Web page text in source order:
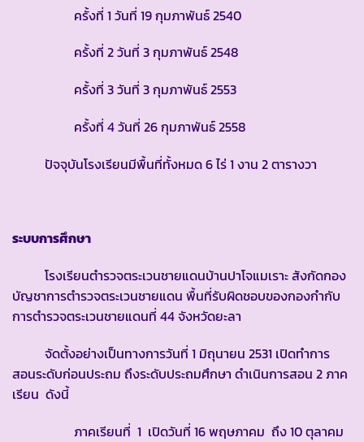
ครั้งที่ 1 วันที่ 19 กุมภาพันธ์ 2540
ครั้งที่ 2 วันที่ 3 กุมภาพันธ์ 2548
ครั้งที่ 3 วันที่ 3 กุมภาพันธ์ 2553
ครั้งที่ 4 วันที่ 26 กุมภาพันธ์ 2558
ปัจจุบันโรงเรียนมีพื้นที่ทั้งหมด 6 ไร่ 1 งาน 2 ตารางวา
ระบบการศึกษา
โรงเรียนตำรวจตระเวนชายแดนบ้านปาโจแมเราะ สังกัดกอง
บัญชาการตำรวจตระเวนชายแดน พื้นที่รับผิดชอบของกองกำกับ
การตำรวจตระเวนชายแดนที่ 44 จังหวัดยะลา
จัดตั้งอย่างเป็นทางการวันที่ 1 มิถุนายน 2531 เปิดทำการ
สอนระดับก่อนประถม ถึงระดับประถมศึกษา ดำเนินการสอน 2 ภาค
เรียน ดังนี้
ภาคเรียนที่ 1 เปิดวันที่ 16 พฤษภาคม ถึง 10 ตุลาคม